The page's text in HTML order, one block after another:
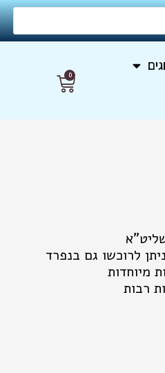
0 עגלת
לרוכשו גם בנפרד
מיוחדות
רבות